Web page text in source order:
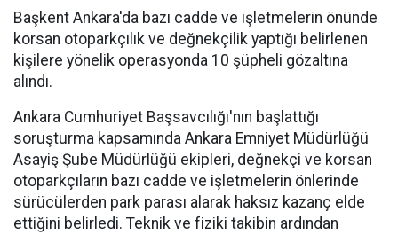
Başkent Ankara'da bazı cadde ve işletmelerin önünde
korsan otoparkçılık ve değnekçilik yaptığı belirlenen
kişilere yönelik operasyonda 10 şüpheli gözaltına
alındı.
Ankara Cumhuriyet Başsavcılığı'nın başlattığı
soruşturma kapsamında Ankara Emniyet Müdürlüğü
Asayiş Şube Müdürlüğü ekipleri, değnekçi ve korsan
otoparkçıların bazı cadde ve işletmelerin önlerinde
sürücülerden park parası alarak haksız kazanç elde
ettiğini belirledi. Teknik ve fiziki takibin ardından